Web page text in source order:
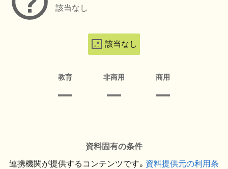
該当なし
該当なし
教育 非商用 商用
資料固有の条件
連携機関が提供するコンテンツです。 資料提供元の利用条